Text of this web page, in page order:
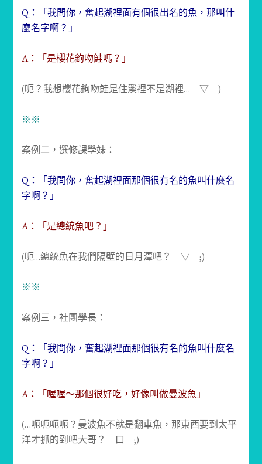
Q：「我問你，奮起湖裡面有個很出名的魚，那叫什
麼名字啊？」
A：「是櫻花鉤吻鮭嗎？」
(呃？我想櫻花鉤吻鮭是住溪裡不是湖裡…￣▽￣)
※※
案例二，選修課學妹：
Q：「我問你，奮起湖裡面那個很有名的魚叫什麼名
字啊？」
A：「是總統魚吧？」
(呃…總統魚在我們隔壁的日月潭吧？￣▽￣;)
※※
案例三，社團學長：
Q：「我問你，奮起湖裡面那個很有名的魚叫什麼名
字啊？」
A：「喔喔～那個很好吃，好像叫做曼波魚」
(…呃呃呃呃？曼波魚不就是翻車魚，那東西要到太平
洋才抓的到吧大哥？￣口￣;)